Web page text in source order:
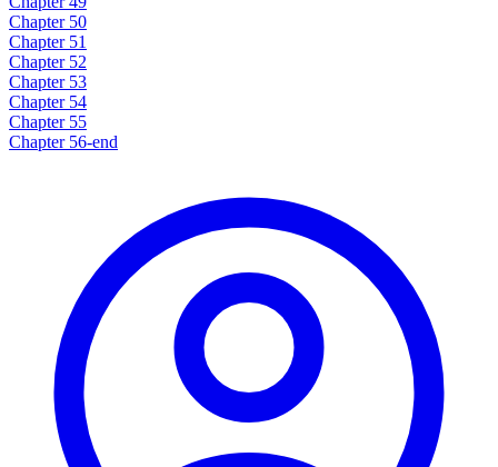
Chapter 50
Chapter 51
Chapter 52
Chapter 53
Chapter 54
Chapter 55
Chapter 56-end